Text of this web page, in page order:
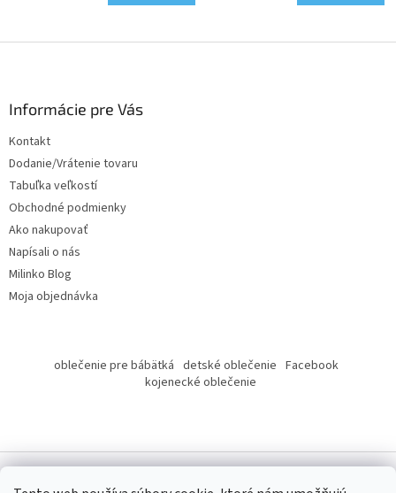
Informácie pre Vás
Kontakt
Dodanie/Vrátenie tovaru
Tabuľka veľkostí
Obchodné podmienky
Ako nakupovať
Napísali o nás
Milinko Blog
Moja objednávka
oblečenie pre bábätká detské oblečenie Facebook
kojenecké oblečenie